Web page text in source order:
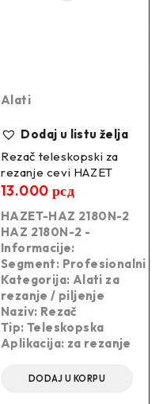
Alati
Dodaj u listu želja
Rezač teleskopski za
rezanje cevi HAZET
13.000 рсд
HAZET-HAZ 2180N-2
HAZ 2180N-2 -
Informacije:
Segment: Profesionalni
Kategorija: Alati za
rezanje / piljenje
Naziv: Rezač
Tip: Teleskopska
Aplikacija: za rezanje
DODAJ U KORPU